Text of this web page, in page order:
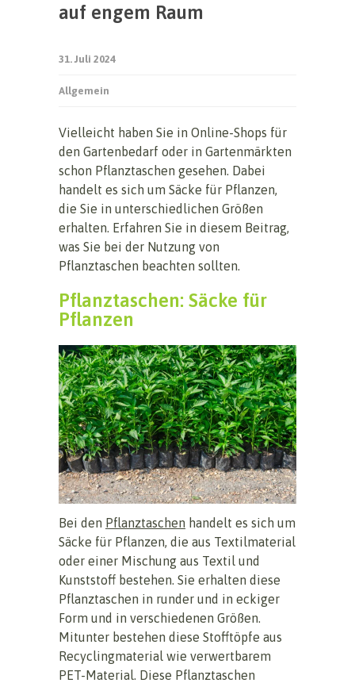
auf engem Raum
31. Juli 2024
Allgemein
Vielleicht haben Sie in Online-Shops für
den Gartenbedarf oder in Gartenmärkten
schon Pflanztaschen gesehen. Dabei
handelt es sich um Säcke für Pflanzen,
die Sie in unterschiedlichen Größen
erhalten. Erfahren Sie in diesem Beitrag,
was Sie bei der Nutzung von
Pflanztaschen beachten sollten.
Pflanztaschen: Säcke für
Pflanzen
Bei den Pflanztaschen handelt es sich um
Säcke für Pflanzen, die aus Textilmaterial
oder einer Mischung aus Textil und
Kunststoff bestehen. Sie erhalten diese
Pflanztaschen in runder und in eckiger
Form und in verschiedenen Größen.
Mitunter bestehen diese Stofftöpfe aus
Recyclingmaterial wie verwertbarem
PET-Material. Diese Pflanztaschen